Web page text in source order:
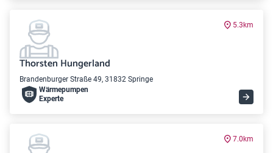
5.3km
Thorsten Hungerland
Brandenburger Straße 49, 31832 Springe
Wärme­pumpen
Experte
7.0km